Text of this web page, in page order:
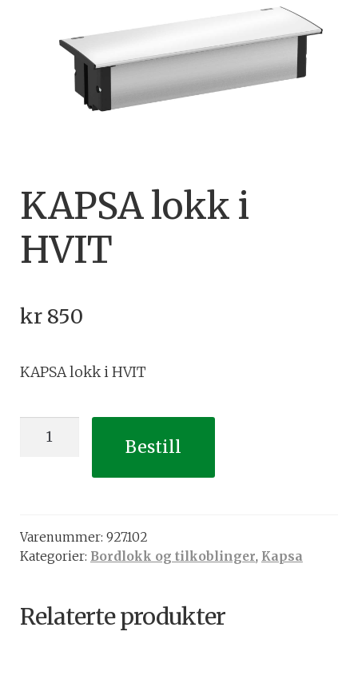
KAPSA lokk i
HVIT
kr850
KAPSA lokk i HVIT
KAPSA
Bestill
Varenummer: 927.102
Kategorier: Bordlokk og tilkoblinger, Kapsa
Relaterte produkter